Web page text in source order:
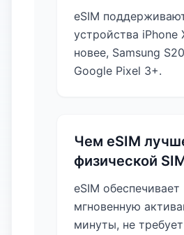
eSIM
устройства iPhone
новее, Samsung
Google Pixel 3+.
Чем eSIM
физической
eSIM обеспечивает
мгновенную
минуты, не